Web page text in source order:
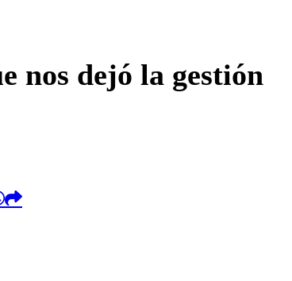
nos dejó la gestión